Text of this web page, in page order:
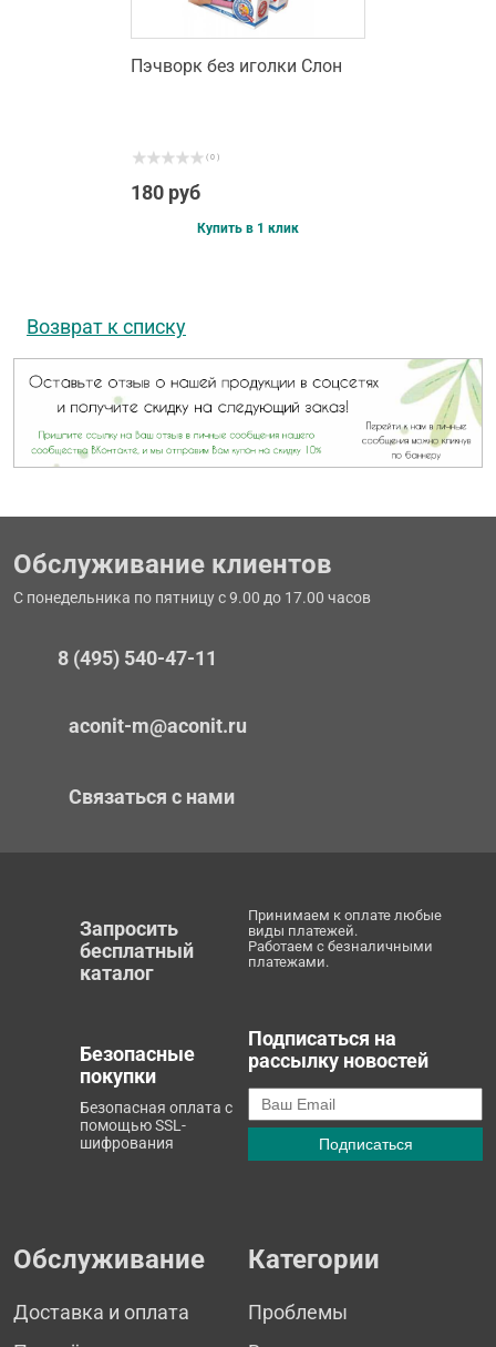
Пэчворк без иголки Слон
( 0 )
180 руб
Купить в 1 клик
Возврат к списку
Обслуживание клиентов
С понедельника по пятницу с 9.00 до 17.00 часов
8 (495) 540-47-11
aconit-m@aconit.ru
Связаться с нами
Запросить
бесплатный
каталог
Принимаем к оплате любые
виды платежей.
Работаем с безналичными
платежами.
Безопасные
покупки
Безопасная оплата с
помощью SSL-
шифрования
Подписаться на
рассылку новостей
Обслуживание
Доставка и оплата
Категории
Проблемы